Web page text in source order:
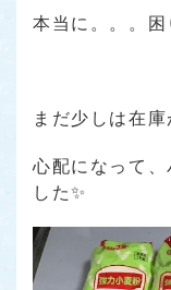
本当に。。。困
まだ少しは在庫
心配になって、
した✨